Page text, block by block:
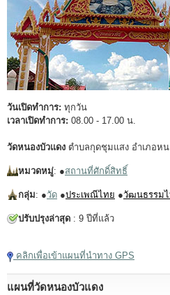
วันเปิดทำการ: ทุกวัน
เวลาเปิดทำการ: 08.00 - 17.00 น.
วัดหนองบัวแดง ตำบลกุดชุมแสง อำเภอห
หมวดหมู่: ●สถานที่ศักดิ์สิทธิ์
กลุ่ม: ●วัด ●ประเพณีไทย ●วัฒนธรรม
ปรับปรุงล่าสุด : 9 ปีที่แล้ว
คลิกเพื่อเข้าแผนที่นำทาง GPS
แผนที่วัดหนองบัวแดง